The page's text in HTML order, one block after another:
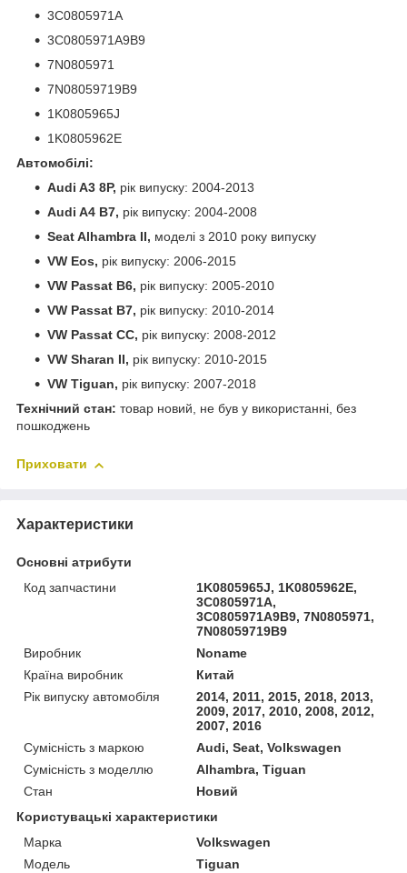
3C0805971A
3C0805971A9B9
7N0805971
7N08059719B9
1K0805965J
1K0805962E
Автомобілі:
Audi A3 8P, рік випуску: 2004-2013
Audi A4 B7, рік випуску: 2004-2008
Seat Alhambra II, моделі з 2010 року випуску
VW Eos, рік випуску: 2006-2015
VW Passat B6, рік випуску: 2005-2010
VW Passat B7, рік випуску: 2010-2014
VW Passat CC, рік випуску: 2008-2012
VW Sharan II, рік випуску: 2010-2015
VW Tiguan, рік випуску: 2007-2018
Технічний стан: товар новий, не був у використанні, без
пошкоджень
Приховати
Характеристики
Основні атрибути
Код запчастини
1K0805965J, 1K0805962E,
3C0805971A,
3C0805971A9B9, 7N0805971,
7N08059719B9
Виробник
Noname
Країна виробник
Китай
Рік випуску автомобіля
2014, 2011, 2015, 2018, 2013,
2009, 2017, 2010, 2008, 2012,
2007, 2016
Сумісність з маркою
Audi, Seat, Volkswagen
Сумісність з моделлю
Alhambra, Tiguan
Стан
Новий
Користувацькі характеристики
Марка
Volkswagen
Мoдель
Tiguan